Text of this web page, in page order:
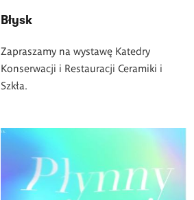
Błysk
Zapraszamy na wystawę Katedry
Konserwacji i Restauracji Ceramiki i
Szkła.